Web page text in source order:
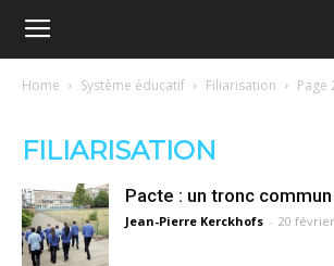
Ecole
–
Home Système éducatif Filiarisation Page
FILIARISATION
Pacte : un tronc
Jean-Pierre Kerckhofs - 20